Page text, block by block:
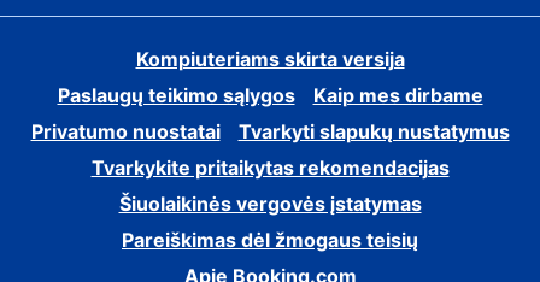
Kompiuteriams skirta versija
Paslaugų teikimo sąlygos
Kaip mes dirbame
Privatumo nuostatai
Tvarkyti slapukų nustatymus
Tvarkykite pritaikytas rekomendacijas
Šiuolaikinės vergovės įstatymas
Pareiškimas dėl žmogaus teisių
Apie Booking.com